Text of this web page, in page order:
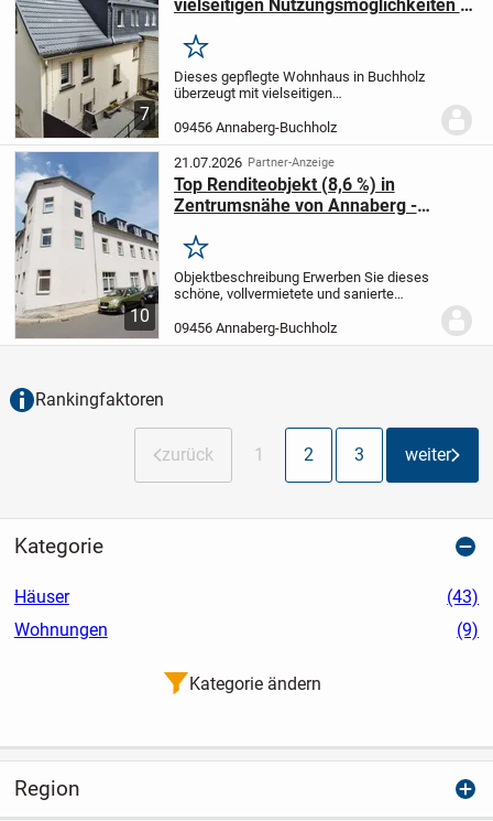
7
vielseitigen Nutzungsmöglichkeiten in
Merken
Dieses gepflegte Wohnhaus in Buchholz
überzeugt mit vielseitigen
großzügigen Wohnfläche von ca. 223 m²,
verteilt auf drei Etagen. Jede Etage bildet
eine eigenständige...
09456 Annaberg-Buchholz
10
21.07.2026 Partner-Anzeige
Top Renditeobjekt (8,6 %) in
Zentrumsnähe von Annaberg -
Ausstattung der 10 WEs
Merken
Objektbeschreibung Erwerben Sie dieses
schöne, vollvermietete und sanierte
Wohneinheiten mit teilweise gehobener
Ausstattung der Wohnungen u.a. mit
09456 Annaberg-Buchholz
Rankingfaktoren
zurück 1 2 3 weiter
Kategorie
Häuser
(43)
Wohnungen
(9)
Kategorie ändern
Region